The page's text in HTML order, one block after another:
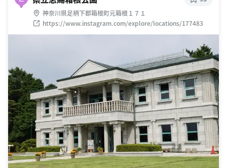
神奈川県足柄下郡箱根町元箱根１７１
https://www.instagram.com/explore/locations/177483